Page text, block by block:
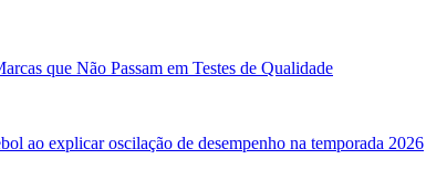
que Não Passam em Testes de Qualidade
ao explicar oscilação de desempenho na temporada 2026